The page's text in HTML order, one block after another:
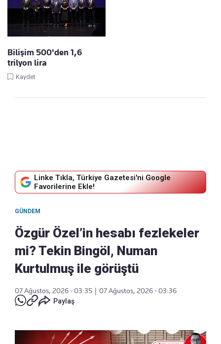
Bilişim 500'den 1,6
trilyon lira
Kaydet
Linke Tıkla, Türkiye Gazetesi'ni Google
Favorilerine Ekle!
GÜNDEM
Özgür Özel’in hesabı fezlekeler
mi? Tekin Bingöl, Numan
Kurtulmuş ile görüştü
07 Ağustos, 2026 - 03:35
07 Ağustos, 2026 - 03:36
Paylaş